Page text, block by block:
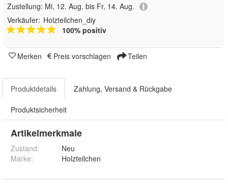
Zustellung: Mi, 12. Aug. bis Fr, 14. Aug.
Verkäufer: Holzteilchen_diy
100% positiv
Merken Preis vorschlagen Teilen
Produktdetails Zahlung, Versand & Rückgabe
Produktsicherheit
Artikelmerkmale
Zustand:
Neu
Marke:
Holzteilchen